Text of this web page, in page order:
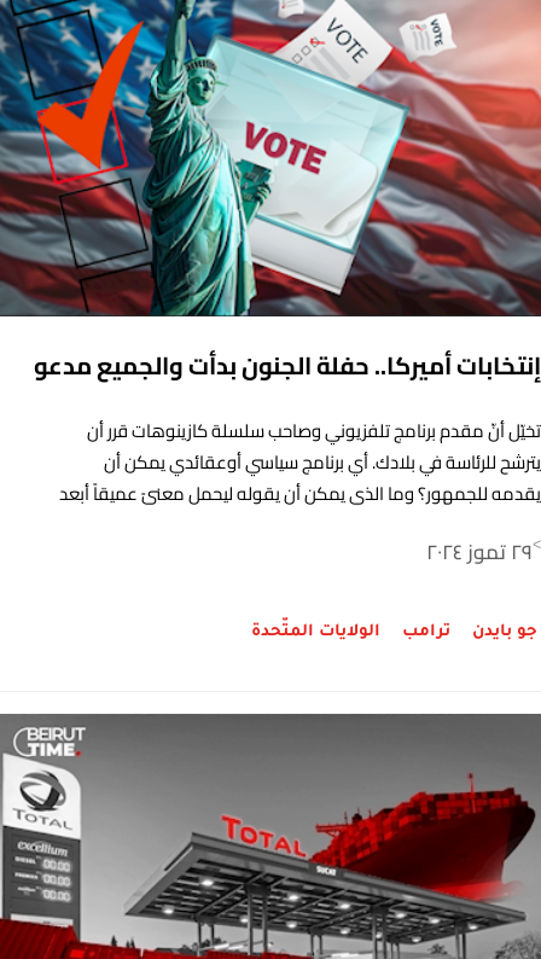
إنتخابات أميركا.. حفلة الجنون بدأت والجميع مدعو
تخيّل أنّ مقدم برنامج تلفزيوني وصاحب سلسلة كازينوهات قرر أن
يترشح للرئاسة في بلادك. أي برنامج سياسي أوعقائدي يمكن أن
يقدمه للجمهور؟ وما الذي يمكن أن يقوله ليحمل معنىً عميقاً أبعد
>٢٩ تموز ٢٠٢٤
جو بايدن ترامب الولايات المتّحدة